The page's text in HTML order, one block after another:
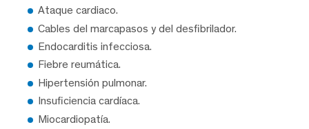
Ataque cardiaco.
Cables del marcapasos y del desfibrilador.
Endocarditis infecciosa.
Fiebre reumática.
Hipertensión pulmonar.
Insuficiencia cardíaca.
Miocardiopatía.